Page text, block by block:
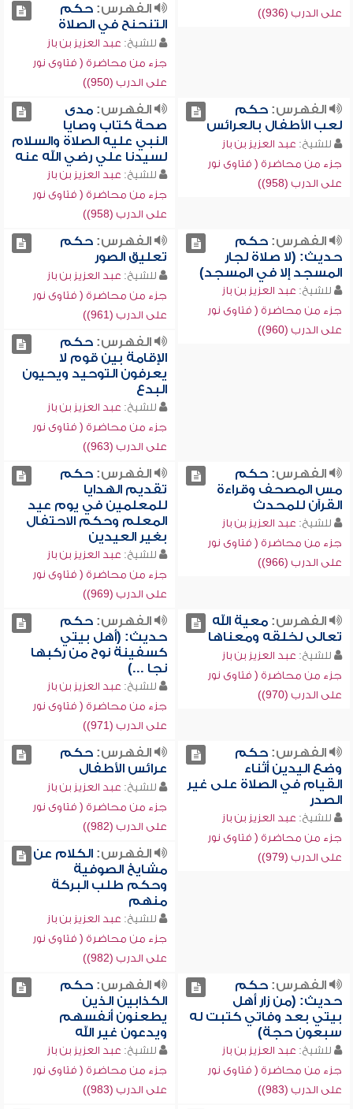
على الدرب (936))
الفهرس:حكم
التنحنح في الصلاة
للشيخ: عبد العزيز بن باز
جزء من محاضرة ( فتاوى نور
على الدرب (950))
الفهرس:حكم
لعب الأطفال بالعرائس
للشيخ: عبد العزيز بن باز
جزء من محاضرة ( فتاوى نور
على الدرب (958))
الفهرس:مدى
صحة كتاب وصايا
النبي عليه الصلاة والسلام
لسيدنا علي رضي الله عنه
للشيخ: عبد العزيز بن باز
جزء من محاضرة ( فتاوى نور
على الدرب (958))
الفهرس:حكم
حديث: (لا صلاة لجار
المسجد إلا في المسجد)
للشيخ: عبد العزيز بن باز
جزء من محاضرة ( فتاوى نور
على الدرب (960))
الفهرس:حكم
تعليق الصور
للشيخ: عبد العزيز بن باز
جزء من محاضرة ( فتاوى نور
على الدرب (961))
الفهرس:حكم
الإقامة بين قوم لا
يعرفون التوحيد ويحيون
البدع
للشيخ: عبد العزيز بن باز
جزء من محاضرة ( فتاوى نور
على الدرب (963))
الفهرس:حكم
مس المصحف وقراءة
القرآن للمحدث
للشيخ: عبد العزيز بن باز
جزء من محاضرة ( فتاوى نور
على الدرب (966))
الفهرس:حكم
تقديم الهدايا
للمعلمين في يوم عيد
المعلم وحكم الاحتفال
بغير العيدين
للشيخ: عبد العزيز بن باز
جزء من محاضرة ( فتاوى نور
على الدرب (969))
الفهرس:معية الله
تعالى لخلقه ومعناها
للشيخ: عبد العزيز بن باز
جزء من محاضرة ( فتاوى نور
على الدرب (970))
الفهرس:حكم
حديث: (أهل بيتي
كسفينة نوح من ركبها
نجا ...)
للشيخ: عبد العزيز بن باز
جزء من محاضرة ( فتاوى نور
على الدرب (971))
الفهرس:حكم
وضع اليدين أثناء
القيام في الصلاة على غير
الصدر
للشيخ: عبد العزيز بن باز
جزء من محاضرة ( فتاوى نور
على الدرب (979))
الفهرس:حكم
عرائس الأطفال
للشيخ: عبد العزيز بن باز
جزء من محاضرة ( فتاوى نور
على الدرب (982))
الفهرس:الكلام عن
مشايخ الصوفية
وحكم طلب البركة
منهم
للشيخ: عبد العزيز بن باز
جزء من محاضرة ( فتاوى نور
على الدرب (982))
الفهرس:حكم
حديث: (من زار أهل
بيتي بعد وفاتي كتبت له
سبعون حجة)
للشيخ: عبد العزيز بن باز
جزء من محاضرة ( فتاوى نور
على الدرب (983))
الفهرس:حكم
الكذابين الذين
يطعنون أنفسهم
ويدعون غير الله
للشيخ: عبد العزيز بن باز
جزء من محاضرة ( فتاوى نور
على الدرب (983))